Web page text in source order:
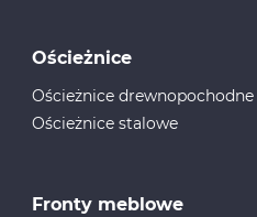
Ościeżnice
Ościeżnice drewnopochodne
Ościeżnice stalowe
Fronty meblowe